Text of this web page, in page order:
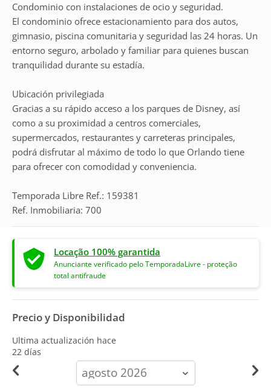
Condominio con instalaciones de ocio y seguridad.
El condominio ofrece estacionamiento para dos autos,
gimnasio, piscina comunitaria y seguridad las 24 horas. Un
entorno seguro, arbolado y familiar para quienes buscan
tranquilidad durante su estadía.
Ubicación privilegiada
Gracias a su rápido acceso a los parques de Disney, así
como a su proximidad a centros comerciales,
supermercados, restaurantes y carreteras principales,
podrá disfrutar al máximo de todo lo que Orlando tiene
para ofrecer con comodidad y conveniencia.
Temporada Libre Ref.: 159381
Ref. Inmobiliaria: 700
Locação 100% garantida
Anunciante verificado pelo TemporadaLivre - proteção
total antifraude
Precio y Disponibilidad
Ultima actualización hace
22 días
calendar-
month